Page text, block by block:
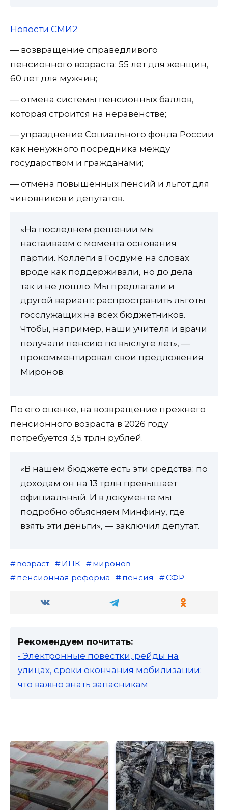
Новости СМИ2
— возвращение справедливого
пенсионного возраста: 55 лет для женщин,
60 лет для мужчин;
— отмена системы пенсионных баллов,
которая строится на неравенстве;
— упразднение Социального фонда России
как ненужного посредника между
государством и гражданами;
— отмена повышенных пенсий и льгот для
чиновников и депутатов.
«На последнем решении мы
настаиваем с момента основания
партии. Коллеги в Госдуме на словах
вроде как поддерживали, но до дела
так и не дошло. Мы предлагали и
другой вариант: распространить льготы
госслужащих на всех бюджетников.
Чтобы, например, наши учителя и врачи
получали пенсию по выслуге лет», —
прокомментировал свои предложения
Миронов.
По его оценке, на возвращение прежнего
пенсионного возраста в 2026 году
потребуется 3,5 трлн рублей.
«В нашем бюджете есть эти средства: по
доходам он на 13 трлн превышает
официальный. И в документе мы
подробно объясняем Минфину, где
взять эти деньги», — заключил депутат.
возраст ИПК
миронов
пенсионная реформа
пенсия СФР
Рекомендуем почитать:
• Электронные повестки, рейды на
улицах, сроки окончания мобилизации:
что важно знать запасникам